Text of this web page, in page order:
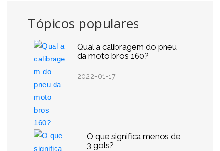
Tópicos populares
Qual a calibragem do pneu
da moto bros 160?
2022-01-17
O que significa menos de
3 gols?